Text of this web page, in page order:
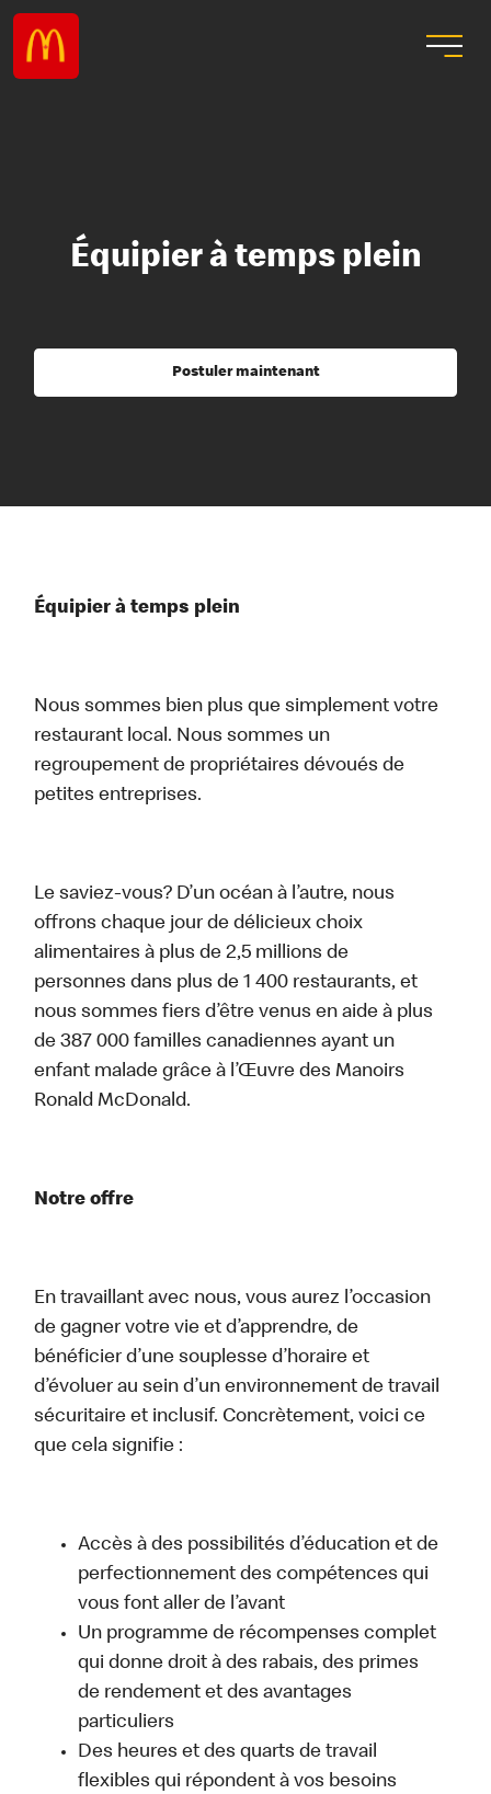
Équipier à temps plein
Postuler maintenant
Équipier à temps plein
Nous sommes bien plus que simplement votre
restaurant local. Nous sommes un
regroupement de propriétaires dévoués de
petites entreprises.
Le saviez-vous? D’un océan à l’autre, nous
offrons chaque jour de délicieux choix
alimentaires à plus de 2,5 millions de
personnes dans plus de 1 400 restaurants, et
nous sommes fiers d’être venus en aide à plus
de 387 000 familles canadiennes ayant un
enfant malade grâce à l’Œuvre des Manoirs
Ronald McDonald.
Notre offre
En travaillant avec nous, vous aurez l’occasion
de gagner votre vie et d’apprendre, de
bénéficier d’une souplesse d’horaire et
d’évoluer au sein d’un environnement de travail
sécuritaire et inclusif. Concrètement, voici ce
que cela signifie :
Accès à des possibilités d’éducation et de
perfectionnement des compétences qui
vous font aller de l’avant
Un programme de récompenses complet
qui donne droit à des rabais, des primes
de rendement et des avantages
particuliers
Des heures et des quarts de travail
flexibles qui répondent à vos besoins